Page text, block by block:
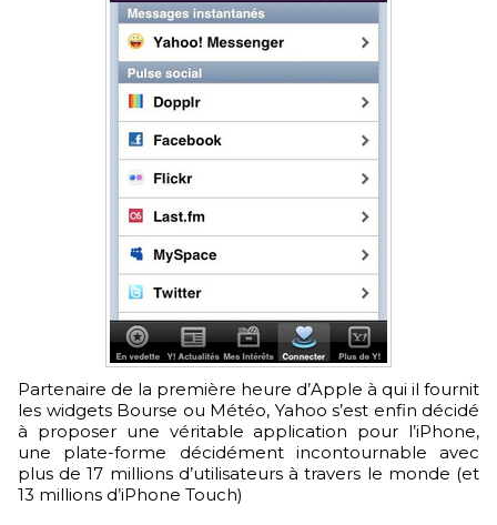
Partenaire de la première heure d’Apple à qui il fournit
les widgets Bourse ou Météo, Yahoo s’est enfin décidé
à proposer une véritable application pour l’iPhone,
une plate-forme décidément incontournable avec
plus de 17 millions d’utilisateurs à travers le monde (et
13 millions d’iPhone Touch)